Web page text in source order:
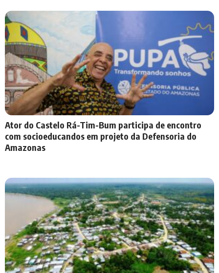
Ator do Castelo Rá-Tim-Bum participa de encontro
com socioeducandos em projeto da Defensoria do
Amazonas